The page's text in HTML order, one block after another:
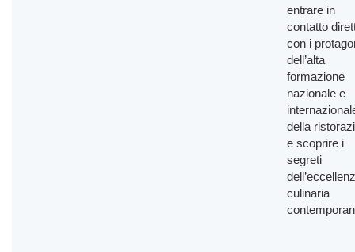
entrare in
contatto
con i
dell’alta
formazione
nazionale e
della
e scoprire i
segreti
culinaria